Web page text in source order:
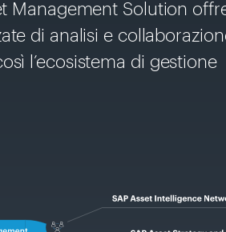
Management Solution
di analisi e
l’ecosistema di gestione